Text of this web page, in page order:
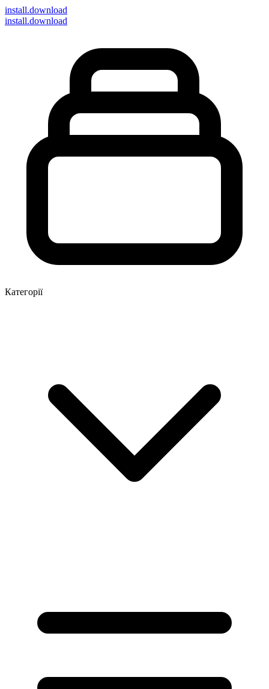
install.download
install.download
Категорії